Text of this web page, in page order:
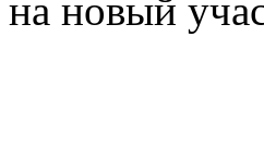
на новый